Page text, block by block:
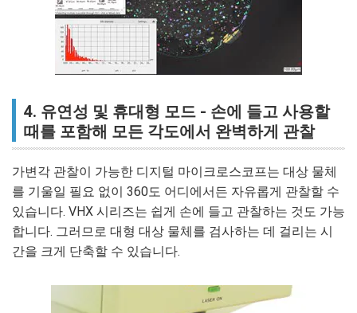
4. 유연성 및 휴대형 모드 - 손에 들고 사용할
때를 포함해 모든 각도에서 완벽하게 관찰
가변각 관찰이 가능한 디지털 마이크로스코프는 대상 물체
를 기울일 필요 없이 360도 어디에서든 자유롭게 관찰할 수
있습니다. VHX 시리즈는 쉽게 손에 들고 관찰하는 것도 가능
합니다. 그러므로 대형 대상 물체를 검사하는 데 걸리는 시
간을 크게 단축할 수 있습니다.